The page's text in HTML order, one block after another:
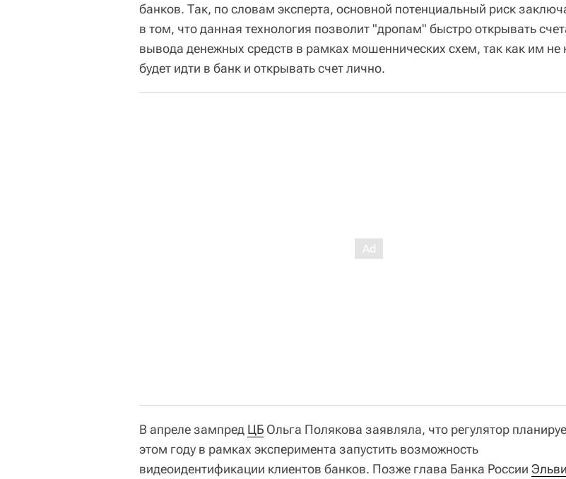
банков. Так, по словам эксперта, основной потенциальный риск
в том, что данная технология позволит "дропам" быстро открывать
вывода денежных средств в рамках мошеннических схем, так как им не
будет идти в банк и открывать счет лично.
В апреле зампред ЦБ Ольга Полякова заявляла, что регулятор
этом году в рамках эксперимента запустить возможность
видеоидентификации клиентов банков. Позже глава Банка России